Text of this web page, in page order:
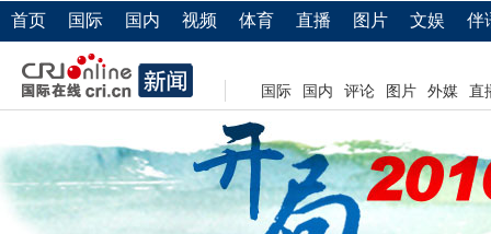
首页 国际 国内 视频 体育 直播 图片 文娱 伴
国际 国内 评论 图片 外媒 直